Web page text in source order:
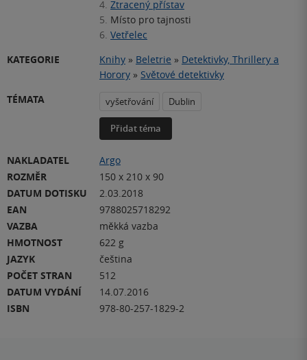
4. Ztracený přístav
5. Místo pro tajnosti
6. Vetřelec
KATEGORIE
Knihy » Beletrie » Detektivky, Thrillery a
Horory » Světové detektivky
TÉMATA
vyšetřování Dublin
Přidat téma
NAKLADATEL
Argo
ROZMĚR
150 x 210 x 90
DATUM DOTISKU
2.03.2018
EAN
9788025718292
VAZBA
měkká vazba
HMOTNOST
622 g
JAZYK
čeština
POČET STRAN
512
DATUM VYDÁNÍ
14.07.2016
ISBN
978-80-257-1829-2